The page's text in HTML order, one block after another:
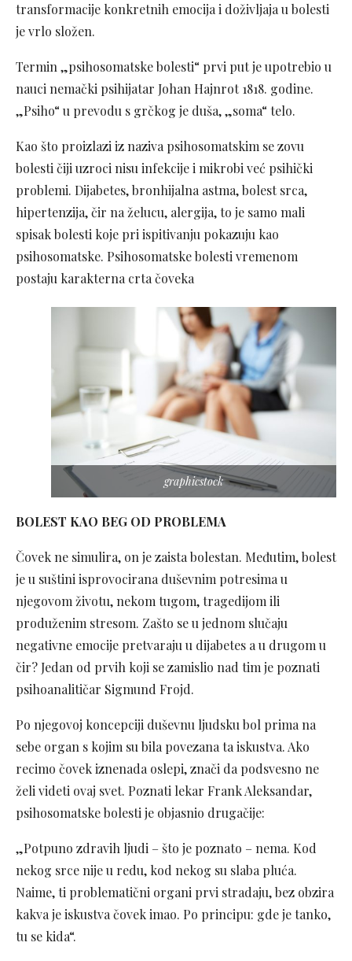
transformacije konkretnih emocija i doživljaja u bolesti
je vrlo složen.
Termin „psihosomatske bolesti“ prvi put je upotrebio u
nauci nemački psihijatar Johan Hajnrot 1818. godine.
„Psiho“ u prevodu s grčkog je duša, „soma“ telo.
Kao što proizlazi iz naziva psihosomatskim se zovu
bolesti čiji uzroci nisu infekcije i mikrobi već psihički
problemi. Dijabetes, bronhijalna astma, bolest srca,
hipertenzija, čir na želucu, alergija, to je samo mali
spisak bolesti koje pri ispitivanju pokazuju kao
psihosomatske. Psihosomatske bolesti vremenom
postaju karakterna crta čoveka
graphicstock
BOLEST KAO BEG OD PROBLEMA
Čovek ne simulira, on je zaista bolestan. Međutim, bolest
je u suštini isprovocirana duševnim potresima u
njegovom životu, nekom tugom, tragedijom ili
produženim stresom. Zašto se u jednom slučaju
negativne emocije pretvaraju u dijabetes a u drugom u
čir? Jedan od prvih koji se zamislio nad tim je poznati
psihoanalitičar Sigmund Frojd.
Po njegovoj koncepciji duševnu ljudsku bol prima na
sebe organ s kojim su bila povezana ta iskustva. Ako
recimo čovek iznenada oslepi, znači da podsvesno ne
želi videti ovaj svet. Poznati lekar Frank Aleksandar,
psihosomatske bolesti je objasnio drugačije:
„Potpuno zdravih ljudi – što je poznato – nema. Kod
nekog srce nije u redu, kod nekog su slaba pluća.
Naime, ti problematični organi prvi stradaju, bez obzira
kakva je iskustva čovek imao. Po principu: gde je tanko,
tu se kida“.